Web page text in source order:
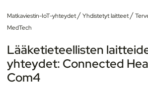
Matkaviestin-IoT-yhteydet/Yhdistetyt laitteet/
MedTech
Lääketieteellisten
yhteydet: Connected
Com4